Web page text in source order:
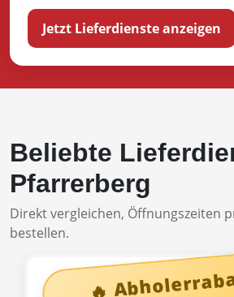
Jetzt Lieferdienste anzeigen
Beliebte
Pfarrerberg
Direkt vergleichen, Öffnungszeiten
bestellen.
🔥